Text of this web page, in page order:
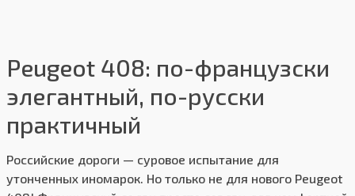
Peugeot 408: по-французски
элегантный, по-русски
практичный
Российские дороги — суровое испытание для
утонченных иномарок. Но только не для нового Peugeot